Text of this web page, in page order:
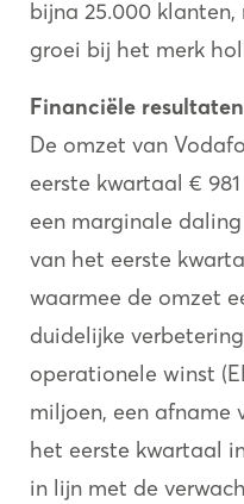
bijna 25.000
groei bij het merk
Financiële resultaten
De omzet van
eerste kwartaal €
een marginale
van het eerste
waarmee de omzet
duidelijke
operationele winst
miljoen, een afname
het eerste kwartaal
in lijn met de